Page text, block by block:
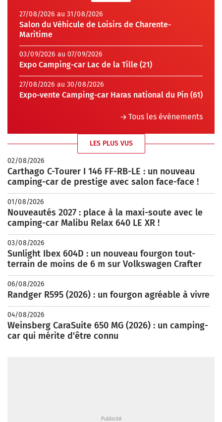
27/08/2026 au 31/08/2026
Salon du Véhicule de Loisirs de Charente-
Maritime
03/09/2026 au 07/09/2026
Expo Camping-car Lac de la Tille (21)
27/08/2026 au 30/08/2026
Expo-vente Camping-car Haras national du Pin (61)
Tous les évènements
LES PLUS VUS
02/08/2026
Carthago C-Tourer I 146 FF-RB-LE : un nouveau
camping-car de prestige avec salon face-face !
01/08/2026
Nouveautés 2027 : place à la maxi-soute avec le
camping-car Malibu Relax 640 LE XR !
03/08/2026
Sunlight Ibex 604D : un nouveau fourgon tout-
terrain de moins de 6 m sur Volkswagen Crafter
06/08/2026
Randger R595 (2026) : un fourgon agréable à vivre
04/08/2026
Weinsberg CaraSuite 650 MG (2026) : un camping-
car qui mérite d'être connu